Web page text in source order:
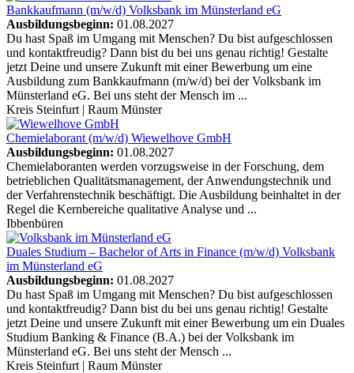
Bankkaufmann (m/w/d) Volksbank im Münsterland eG
Ausbildungsbeginn: 01.08.2027
Du hast Spaß im Umgang mit Menschen? Du bist aufgeschlossen
und kontaktfreudig? Dann bist du bei uns genau richtig! Gestalte
jetzt Deine und unsere Zukunft mit einer Bewerbung um eine
Ausbildung zum Bankkaufmann (m/w/d) bei der Volksbank im
Münsterland eG. Bei uns steht der Mensch im ...
Kreis Steinfurt | Raum Münster
Chemielaborant (m/w/d) Wiewelhove GmbH
Ausbildungsbeginn: 01.08.2027
Chemielaboranten werden vorzugsweise in der Forschung, dem
betrieblichen Qualitätsmanagement, der Anwendungstechnik und
der Verfahrenstechnik beschäftigt. Die Ausbildung beinhaltet in der
Regel die Kernbereiche qualitative Analyse und ...
Ibbenbüren
Duales Studium – Bachelor of Arts in Finance (m/w/d) Volksbank
im Münsterland eG
Ausbildungsbeginn: 01.08.2027
Du hast Spaß im Umgang mit Menschen? Du bist aufgeschlossen
und kontaktfreudig? Dann bist du bei uns genau richtig! Gestalte
jetzt Deine und unsere Zukunft mit einer Bewerbung um ein Duales
Studium Banking & Finance (B.A.) bei der Volksbank im
Münsterland eG. Bei uns steht der Mensch ...
Kreis Steinfurt | Raum Münster